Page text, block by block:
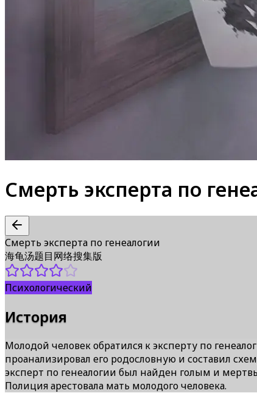
Смерть эксперта по
Смерть эксперта по генеалогии
海龟汤题目网络搜集版
Психологический
История
Молодой человек обратился к эксперту по
проанализировал его родословную и составил
эксперт по генеалогии был найден голым и
Полиция арестовала мать молодого человека.